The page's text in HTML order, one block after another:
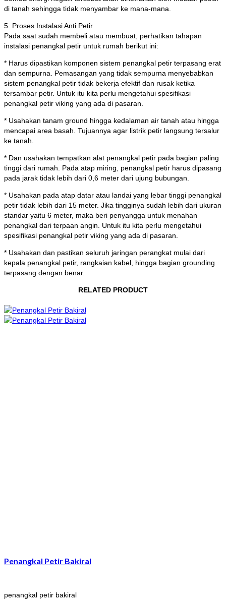
di tanah sehingga tidak menyambar ke mana-mana.
5. Proses Instalasi Anti Petir
Pada saat sudah membeli atau membuat, perhatikan tahapan
instalasi penangkal petir untuk rumah berikut ini:
* Harus dipastikan komponen sistem penangkal petir terpasang erat
dan sempurna. Pemasangan yang tidak sempurna menyebabkan
sistem penangkal petir tidak bekerja efektif dan rusak ketika
tersambar petir. Untuk itu kita perlu mengetahui spesifikasi
penangkal petir viking yang ada di pasaran.
* Usahakan tanam ground hingga kedalaman air tanah atau hingga
mencapai area basah. Tujuannya agar listrik petir langsung tersalur
ke tanah.
* Dan usahakan tempatkan alat penangkal petir pada bagian paling
tinggi dari rumah. Pada atap miring, penangkal petir harus dipasang
pada jarak tidak lebih dari 0,6 meter dari ujung bubungan.
* Usahakan pada atap datar atau landai yang lebar tinggi penangkal
petir tidak lebih dari 15 meter. Jika tingginya sudah lebih dari ukuran
standar yaitu 6 meter, maka beri penyangga untuk menahan
penangkal dari terpaan angin. Untuk itu kita perlu mengetahui
spesifikasi penangkal petir viking yang ada di pasaran.
* Usahakan dan pastikan seluruh jaringan perangkat mulai dari
kepala penangkal petir, rangkaian kabel, hingga bagian grounding
terpasang dengan benar.
RELATED PRODUCT
Penangkal Petir Bakiral
penangkal petir bakiral